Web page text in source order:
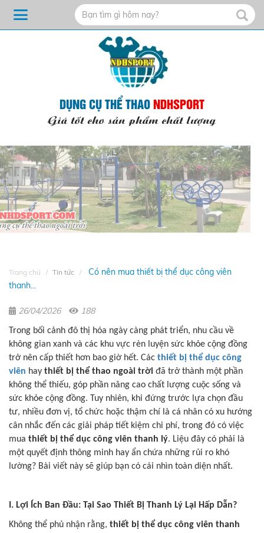
DỤNG CỤ THỂ THAONDHSPORT
Giá tốt cho sản phẩm chất lượng
Trang chủ Tin tức
Có nên mua thiết bị thể dục công viên
thanh...
26/04/2026 188
Trong bối cảnh đô thị hóa ngày càng phát triển, nhu cầu về
không gian xanh và các khu vực rèn luyện sức khỏe cộng đồng
trở nên cấp thiết hơn bao giờ hết. Các thiết bị thể dục công
viên hay thiết bị thể thao ngoài trời đã trở thành một phần
không thể thiếu, góp phần nâng cao chất lượng cuộc sống và
sức khỏe cộng đồng. Tuy nhiên, khi đứng trước lựa chọn đầu
tư, nhiều đơn vị, tổ chức hoặc thậm chí là cá nhân có xu hướng
cân nhắc đến các giải pháp tiết kiệm chi phí, trong đó có việc
mua thiết bị thể dục công viên thanh lý. Liệu đây có phải là
một quyết định thông minh hay ẩn chứa những rủi ro khó
lường? Bài viết này sẽ giúp bạn có cái nhìn toàn diện nhất.
I. Lợi Ích Ban Đầu: Tại Sao Thiết Bị Thanh Lý Lại Hấp Dẫn?
Không thể phủ nhận rằng, thiết bị thể dục công viên thanh